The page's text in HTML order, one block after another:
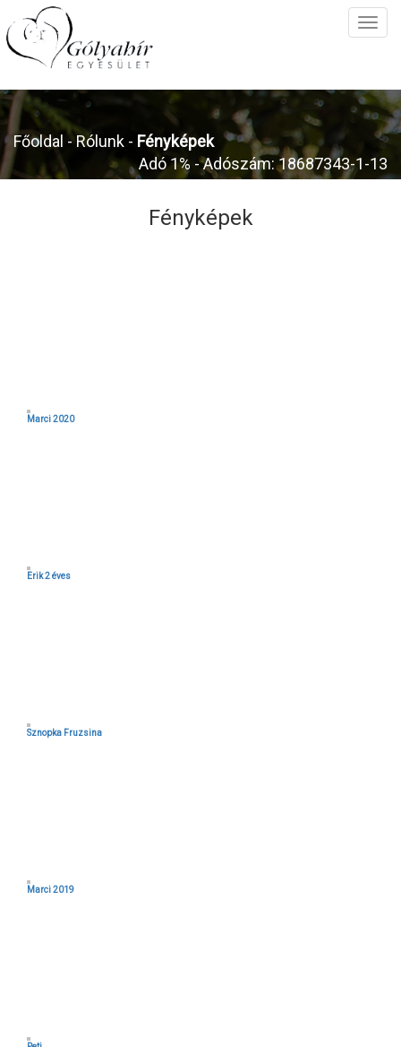
Főoldal - Rólunk - Fényképek
Adó 1% - Adószám: 18687343-1-13
Fényképek
Marci 2020
Erik 2 éves
Sznopka Fruzsina
Marci 2019